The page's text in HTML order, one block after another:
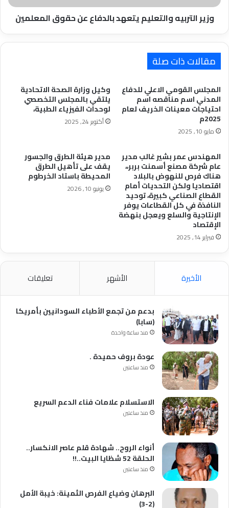
وزير التربيه والتعليم يتعهد بالدفاع عن حقوق المعلمين
مقالات ذات صلة
المجلس القومي الاعلي للدفاع
المدني اسم مناقصه اسم
احتياجات معينات الخريف لعام
2025م
مايو 10, 2025
وكيل وزارة الصحة الاتحادية
يلتقي بالمجلس التخصصي
لوحدات الفيزياء الطبية،
أكتوبر 24, 2025
المهندس عمر بشير غالب مدير
عام شركة مصنع أسمنت بربر،،
هناك فرص للنهوض بالبلاد
اقتصاديا ولكن التحديات أمام
القطاع الصناعي كبيرة، توحيد
النافذة في كل القطاعات يوفر
الإنتاجية والسلع ويعجل بنهضة
الإقتصاد
فبراير 14, 2025
مدير هيئة الطرق والجسور
يقف على تأهيل الطرق
المحيطة باستاد الخرطوم
يونيو 10, 2026
الأخيرة الأشهر تعليقات
بدعم من تجمع الأطباء السودانيين بأمريكا
(سابا)
منذ ساعة واحدة
عودة بروف حميدة .
منذ ساعتين
الاستسلام علامات فناء الدعم السريع
منذ ساعتين
أنواء الروح.. شهادة قلم عاصر الانكسار..
الحلقة 52 شظايا البيت..!!
منذ ساعتين
البرهان وضياع الفرص الثمينة: خيبة الأمل
(2-3)